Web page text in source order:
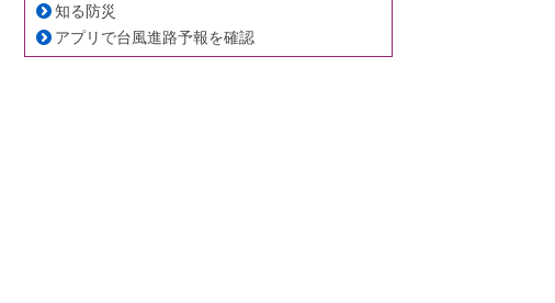
知る防災
アプリで台風進路予報を確認